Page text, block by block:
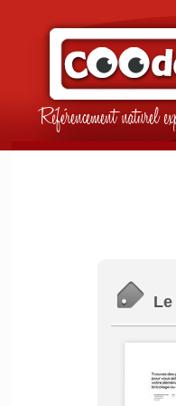
Référencement naturel